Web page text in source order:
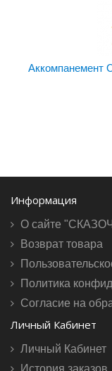
Аккомпанемент
Информация
О сайте
Возврат товара
Политика
Согласие на
Личный Кабинет
Личный Кабинет
История заказов